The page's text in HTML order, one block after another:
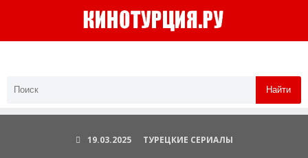
Найти
19.03.2025 ТУРЕЦКИЕ СЕРИАЛЫ